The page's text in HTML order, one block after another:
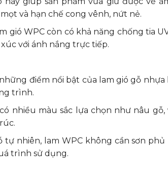
và hạn chế cong vênh, nứt nẻ.
gió WPC còn có khả năng chống tia
với ánh nắng trực tiếp.
điểm nổi bật của lam gió gỗ
trình.
nhiều màu sắc lựa chọn như nâu
tự nhiên, lam WPC không cần sơn
trình sử dụng.